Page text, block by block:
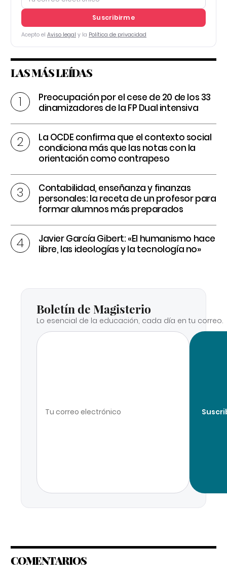
Suscribirme
Acepto el Aviso legal y la Política de privacidad
LAS MÁS LEÍDAS
Preocupación por el cese de 20 de los 33
dinamizadores de la FP Dual intensiva
La OCDE confirma que el contexto social
condiciona más que las notas con la
orientación como contrapeso
Contabilidad, enseñanza y finanzas
personales: la receta de un profesor para
formar alumnos más preparados
Javier García Gibert: «El humanismo hace
libre, las ideologías y la tecnología no»
Boletín de Magisterio
Lo esencial de la educación, cada día en tu correo.
COMENTARIOS